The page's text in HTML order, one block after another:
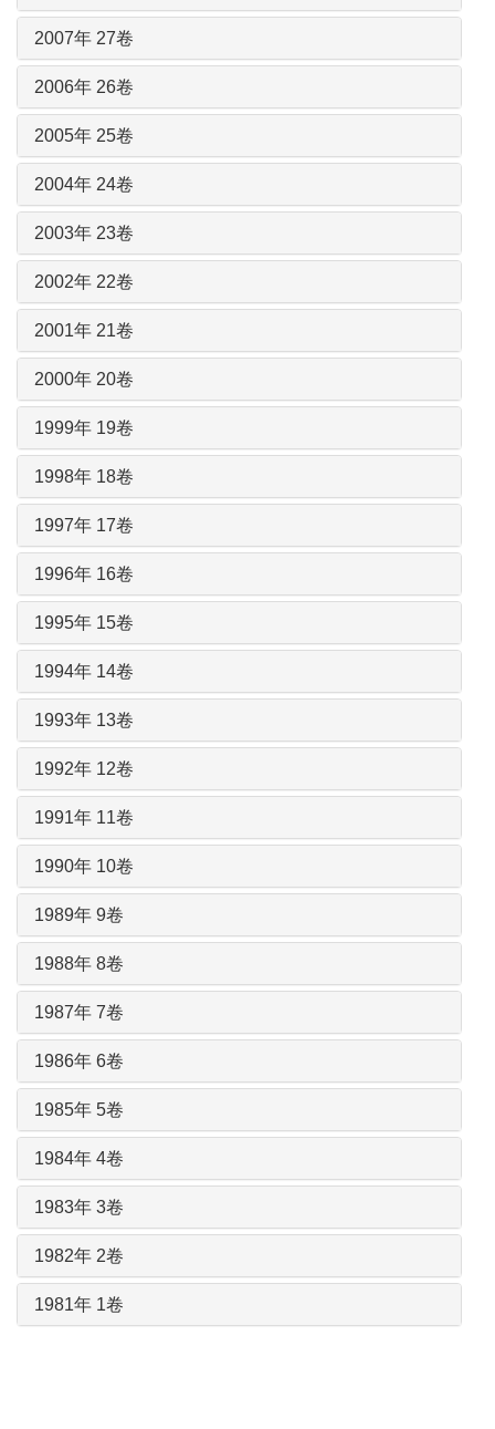
2007年 27卷
2006年 26卷
2005年 25卷
2004年 24卷
2003年 23卷
2002年 22卷
2001年 21卷
2000年 20卷
1999年 19卷
1998年 18卷
1997年 17卷
1996年 16卷
1995年 15卷
1994年 14卷
1993年 13卷
1992年 12卷
1991年 11卷
1990年 10卷
1989年 9卷
1988年 8卷
1987年 7卷
1986年 6卷
1985年 5卷
1984年 4卷
1983年 3卷
1982年 2卷
1981年 1卷